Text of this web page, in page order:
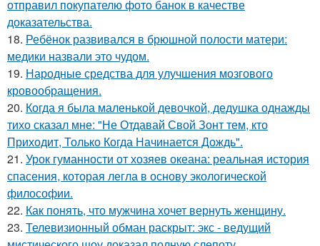
отправил покупателю фото банок в качестве
доказательства.
18. Ребёнок развивался в брюшной полости матери:
медики назвали это чудом.
19. Народные средства для улучшения мозгового
кровообращения.
20. Когда я была маленькой девочкой, дедушка однажды
тихо сказал мне: "Не Отдавай Свой Зонт тем, кто
Приходит, Только Когда Начинается Дождь".
21. Урок гуманности от хозяев океана: реальная история
спасения, которая легла в основу экологической
философии.
22. Как понять, что мужчина хочет вернуть женщину.
23. Телевизионный обман раскрыт: экс - ведущий